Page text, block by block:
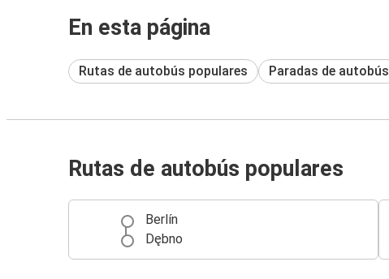
En esta página
Rutas de autobús populares Paradas de autobús
Rutas de autobús populares
Berlín
Dębno